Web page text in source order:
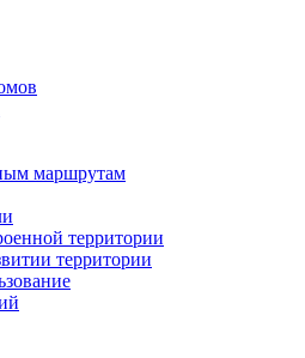
маршрутам
территории
территории